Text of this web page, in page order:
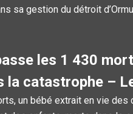
sa gestion du détroit
les 1 430
la catastrophe –
un bébé extrait en vie